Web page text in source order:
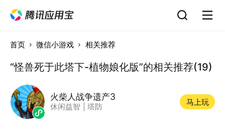
首页 微信小游戏 相关推荐
“怪兽死于此塔下-植物娘化版”的相关推荐(19)
火柴人战争遗产3
休闲益智 塔防
马上玩